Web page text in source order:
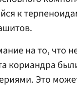
к
на то, что
кориандра
Это